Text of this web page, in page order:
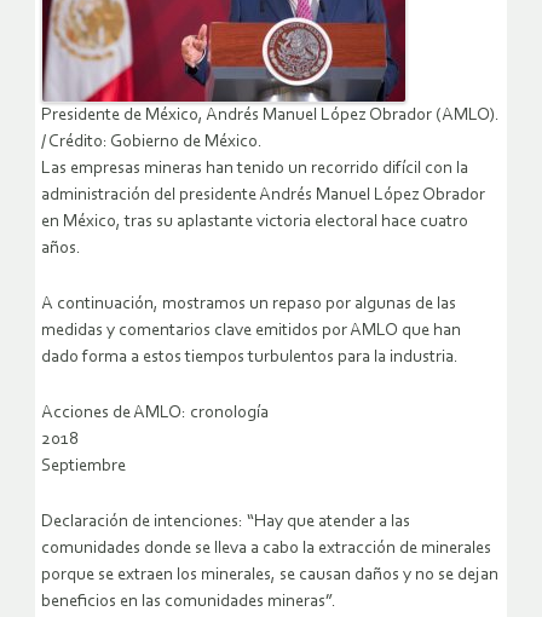
Presidente de México, Andrés Manuel López Obrador (AMLO).
/ Crédito: Gobierno de México.
Las empresas mineras han tenido un recorrido difícil con la
administración del presidente Andrés Manuel López Obrador
en México, tras su aplastante victoria electoral hace cuatro
años.
A continuación, mostramos un repaso por algunas de las
medidas y comentarios clave emitidos por AMLO que han
dado forma a estos tiempos turbulentos para la industria.
Acciones de AMLO: cronología
2018
Septiembre
Declaración de intenciones: “Hay que atender a las
comunidades donde se lleva a cabo la extracción de minerales
porque se extraen los minerales, se causan daños y no se dejan
beneficios en las comunidades mineras”.